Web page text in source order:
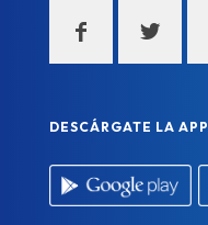
DESCÁRGATE LA APP